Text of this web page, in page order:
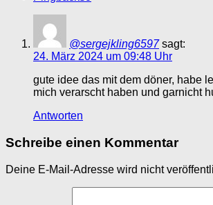
@sergejkling6597 sagt:
24. März 2024 um 09:48 Uhr
gute idee das mit dem döner, habe
mich verarscht haben und garnicht
Antworten
Schreibe einen Kommentar
Deine E-Mail-Adresse wird nicht